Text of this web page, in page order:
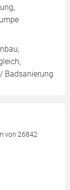
Badsanierung
von 26842